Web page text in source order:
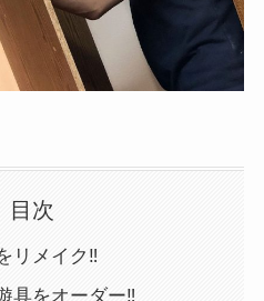
目次
リメイク‼
具をオーダー‼